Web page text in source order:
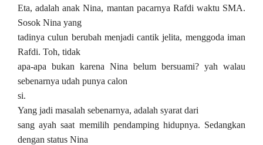
Eta, adalah anak Nina, mantan pacarnya Rafdi waktu SMA.
Sosok Nina yang
tadinya culun berubah menjadi cantik jelita, menggoda iman
Rafdi. Toh, tidak
apa-apa bukan karena Nina belum bersuami? yah walau
sebenarnya udah punya calon
si.
Yang jadi masalah sebenarnya, adalah syarat dari
sang ayah saat memilih pendamping hidupnya. Sedangkan
dengan status Nina